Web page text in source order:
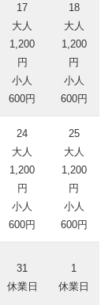
17
大人
1,200
円
小人
600円
18
大人
1,200
円
小人
600円
24
大人
1,200
円
小人
600円
25
大人
1,200
円
小人
600円
31
休業日
1
休業日